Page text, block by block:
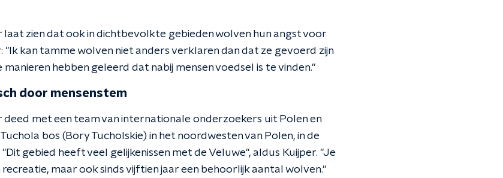
laat zien dat ook in dichtbevolkte gebieden wolven hun angst voor
"Ik kan tamme wolven niet anders verklaren dan dat ze gevoerd zijn
hebben geleerd dat nabij mensen voedsel is te vinden."
door mensenstem
met een team van internationale onderzoekers uit Polen en
bos (Bory Tucholskie) in het noordwesten van Polen, in de
gebied heeft veel gelijkenissen met de Veluwe", aldus Kuijper. "Je
maar ook sinds vijftien jaar een behoorlijk aantal wolven."